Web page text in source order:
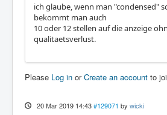
ich glaube, wenn man "condensed"
bekommt man auch
10 oder 12 stellen auf die anzeige
qualitaetsverlust.
Please Log in orCreate an account to
20 Mar 2019 14:43 #129071 by wicki